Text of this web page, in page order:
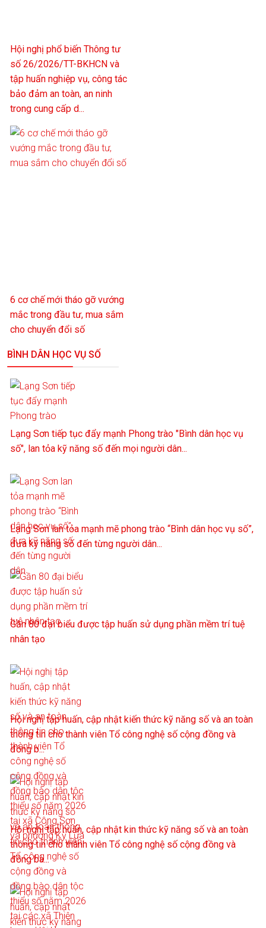
Hội nghị phổ biến Thông tư
số 26/2026/TT-BKHCN và
tập huấn nghiệp vụ, công tác
bảo đảm an toàn, an ninh
trong cung cấp d...
6 cơ chế mới tháo gỡ vướng
mắc trong đầu tư, mua sắm
cho chuyển đổi số
BÌNH DÂN HỌC VỤ SỐ
Lạng Sơn tiếp tục đẩy mạnh Phong trào "Bình dân học vụ
số", lan tỏa kỹ năng số đến mọi người dân...
Lạng Sơn lan tỏa mạnh mẽ phong trào “Bình dân học vụ số”,
đưa kỹ năng số đến từng người dân...
Gần 80 đại biểu được tập huấn sử dụng phần mềm trí tuệ
nhân tạo
Hội nghị tập huấn, cập nhật kiến thức kỹ năng số và an toàn
thông tin cho thành viên Tổ công nghệ số cộng đồng và
đồng b...
Hội nghị tập huấn, cập nhật kin thức kỹ năng số và an toàn
thông tin cho thành viên Tổ công nghệ số cộng đồng và
đồng bà...